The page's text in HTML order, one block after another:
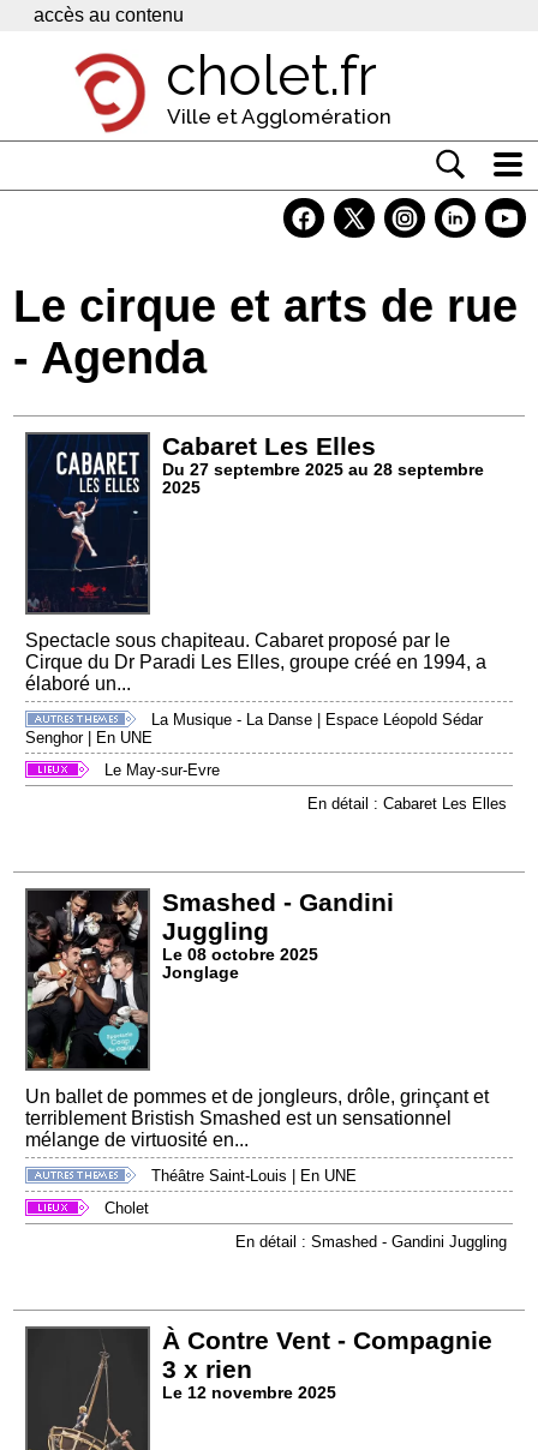
Panneau de gestion des cookies
accès au contenu
cholet.fr
Ville et Agglomération
Economie
Services
Le cirque et arts de rue
- Agenda
Cabaret Les Elles
Du 27 septembre 2025 au 28 septembre
2025
Spectacle sous chapiteau. Cabaret proposé par le
Cirque du Dr Paradi Les Elles, groupe créé en 1994, a
élaboré un...
La Musique - La Danse
Espace Léopold Sédar
Senghor|
En UNE
Le May-sur-Evre
En détail : Cabaret Les Elles
Smashed - Gandini
Juggling
Le 08 octobre 2025
Jonglage
Un ballet de pommes et de jongleurs, drôle, grinçant et
terriblement Bristish Smashed est un sensationnel
mélange de virtuosité en...
Théâtre Saint-Louis | En UNE
Cholet
En détail : Smashed - Gandini Juggling
À Contre Vent - Compagnie
3 x rien
Le 12 novembre 2025